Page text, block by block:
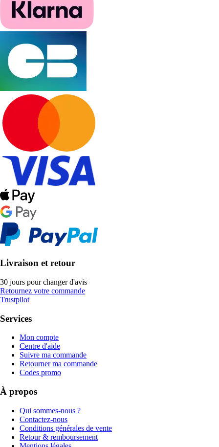
Livraison et retour
30 jours pour changer d'avis
Retournez votre commande
Trustpilot
Services
Mon compte
Centre d'aide
Suivre ma commande
Retourner ma commande
Codes promo
À propos
Qui sommes-nous ?
Contactez-nous
Conditions générales de vente
Retour & remboursement